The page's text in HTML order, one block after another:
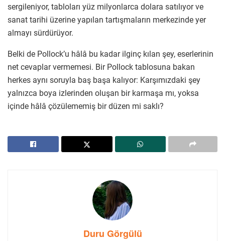
sergileniyor, tabloları yüz milyonlarca dolara satılıyor ve
sanat tarihi üzerine yapılan tartışmaların merkezinde yer
almayı sürdürüyor.
Belki de Pollock’u hâlâ bu kadar ilginç kılan şey, eserlerinin
net cevaplar vermemesi. Bir Pollock tablosuna bakan
herkes aynı soruyla baş başa kalıyor: Karşımızdaki şey
yalnızca boya izlerinden oluşan bir karmaşa mı, yoksa
içinde hâlâ çözülememiş bir düzen mi saklı?
Duru Görgülü